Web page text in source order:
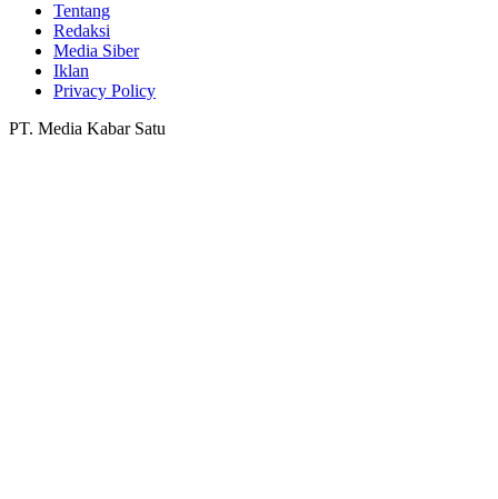
Tentang
Redaksi
Media Siber
Iklan
Privacy Policy
PT. Media Kabar Satu